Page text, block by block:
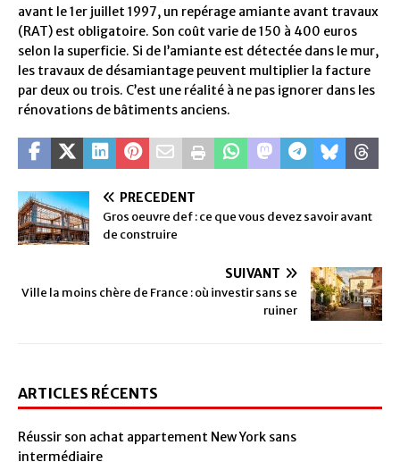
avant le 1er juillet 1997, un repérage amiante avant travaux
(RAT) est obligatoire. Son coût varie de 150 à 400 euros
selon la superficie. Si de l’amiante est détectée dans le mur,
les travaux de désamiantage peuvent multiplier la facture
par deux ou trois. C’est une réalité à ne pas ignorer dans les
rénovations de bâtiments anciens.
PRÉCÉDENT
Gros oeuvre def : ce que vous devez savoir avant
de construire
SUIVANT
Ville la moins chère de France : où investir sans se
ruiner
ARTICLES RÉCENTS
Réussir son achat appartement New York sans
intermédiaire